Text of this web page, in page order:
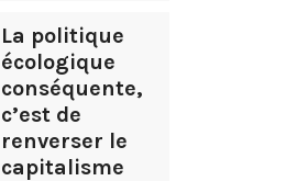
La politique
écologique
conséquente,
c’est de
renverser le
capitalisme